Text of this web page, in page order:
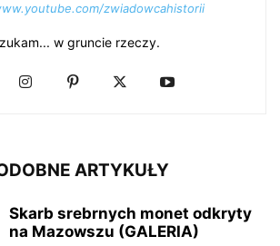
zwiadowcahistorii
w gruncie rzeczy.
ARTYKUŁY
Skarb srebrnych monet odkryty
na Mazowszu (GALERIA)